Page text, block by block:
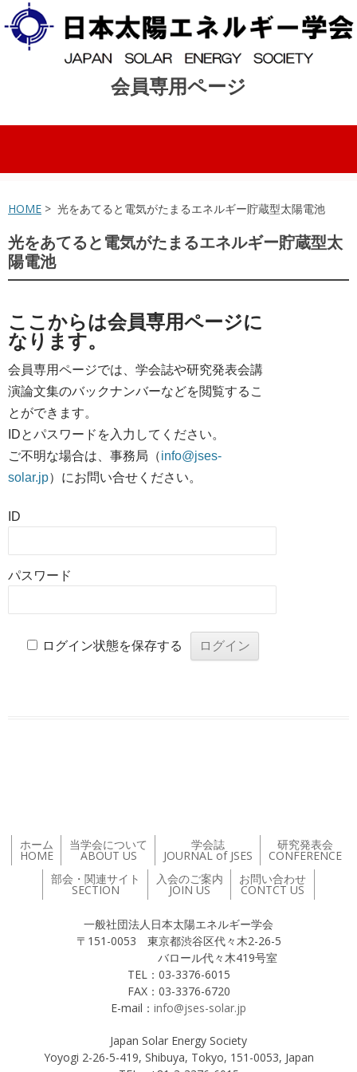
会員専用ページ
コンテンツへスキップ
HOME > 光をあてると電気がたまるエネルギー貯蔵型太陽電池
光をあてると電気がたまるエネルギー貯蔵型太
陽電池
ここからは会員専用ページに
なります。
会員専用ページでは、学会誌や研究発表会講
演論文集のバックナンバーなどを閲覧するこ
とができます。
IDとパスワードを入力してください。
ご不明な場合は、事務局（info@jses-
solar.jp）にお問い合せください。
ID
パスワード
ログイン状態を保存する
ホーム
HOME
当学会について
ABOUT US
学会誌
JOURNAL of JSES
研究発表会
CONFERENCE
部会・関連サイト
SECTION
入会のご案内
JOIN US
お問い合わせ
CONTCT US
一般社団法人日本太陽エネルギー学会
〒151-0053 東京都渋谷区代々木2-26-5
バロール代々木419号室
TEL：03-3376-6015
FAX：03-3376-6720
E-mail： info@jses-solar.jp
Japan Solar Energy Society
Yoyogi 2-26-5-419, Shibuya, Tokyo, 151-0053, Japan